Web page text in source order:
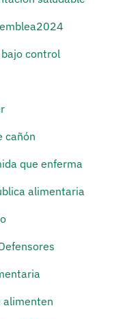
control
cañón
que enferma
alimentaria
alimenten